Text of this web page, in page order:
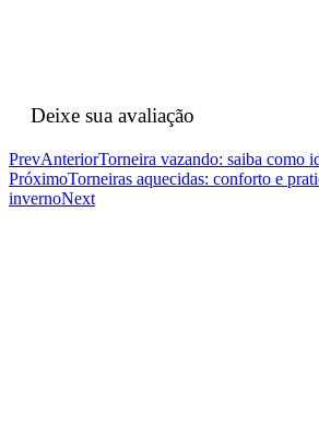
Deixe sua avaliação
PrevAnteriorTorneira vazando: saiba como
PróximoTorneiras aquecidas: conforto e
invernoNext